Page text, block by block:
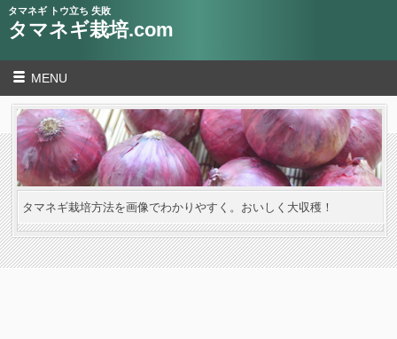
タマネギ トウ立ち 失敗
タマネギ栽培.com
MENU
タマネギ栽培方法を画像でわかりやすく。おいしく大収穫！